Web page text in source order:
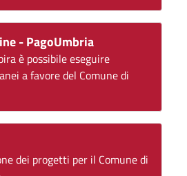
- PagoUmbria
è possibile eseguire
a favore del Comune di
dei progetti per il Comune di